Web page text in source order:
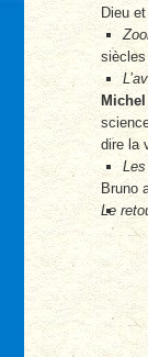
Dieu
dire la
Bruno
Le